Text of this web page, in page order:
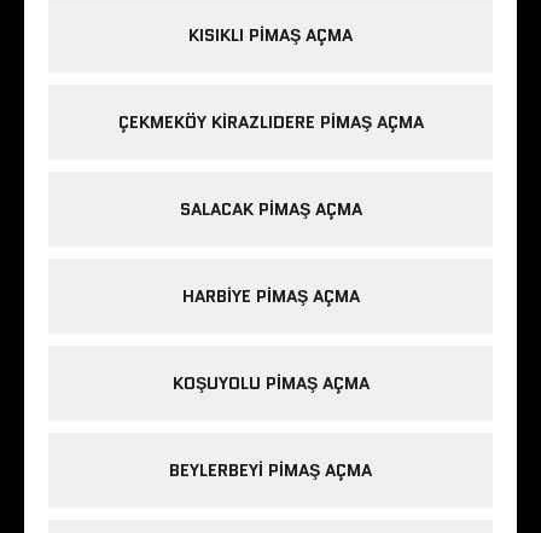
KISIKLI PIMAŞ AÇMA
ÇEKMEKÖY KIRAZLIDERE PIMAŞ AÇMA
SALACAK PIMAŞ AÇMA
HARBIYE PIMAŞ AÇMA
KOŞUYOLU PIMAŞ AÇMA
BEYLERBEYI PIMAŞ AÇMA